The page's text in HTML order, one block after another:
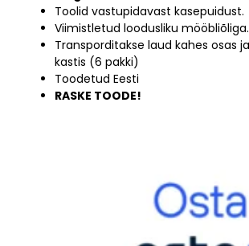
Toolid vastupidavast kasepuidust.
Viimistletud loodusliku mööbliõliga.
Transporditakse laud kahes osas
kastis (6 pakki)
Toodetud Eesti
RASKE TOODE!